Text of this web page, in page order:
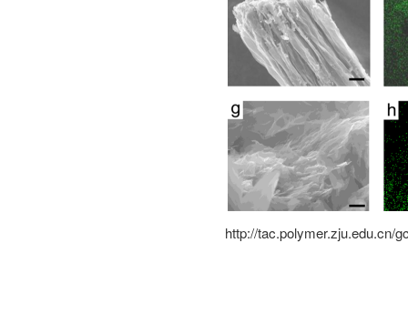
http://tac.polymer.zju.edu.cn/